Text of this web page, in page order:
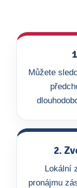
Můžete
2.
Lokální
pronájmu